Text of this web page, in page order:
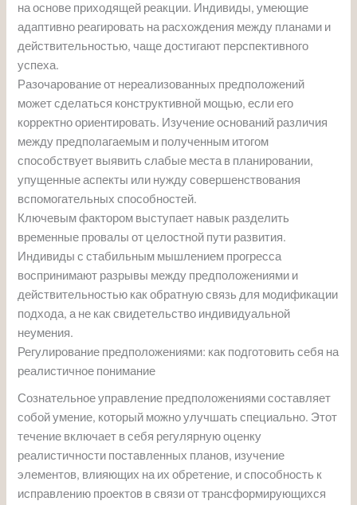
на основе приходящей реакции. Индивиды, умеющие
адаптивно реагировать на расхождения между планами и
действительностью, чаще достигают перспективного
успеха.
Разочарование от нереализованных предположений
может сделаться конструктивной мощью, если его
корректно ориентировать. Изучение оснований различия
между предполагаемым и полученным итогом
способствует выявить слабые места в планировании,
упущенные аспекты или нужду совершенствования
вспомогательных способностей.
Ключевым фактором выступает навык разделить
временные провалы от целостной пути развития.
Индивиды с стабильным мышлением прогресса
воспринимают разрывы между предположениями и
действительностью как обратную связь для модификации
подхода, а не как свидетельство индивидуальной
неумения.
Регулирование предположениями: как подготовить себя на
реалистичное понимание
Сознательное управление предположениями составляет
собой умение, который можно улучшать специально. Этот
течение включает в себя регулярную оценку
реалистичности поставленных планов, изучение
элементов, влияющих на их обретение, и способность к
исправлению проектов в связи от трансформирующихся